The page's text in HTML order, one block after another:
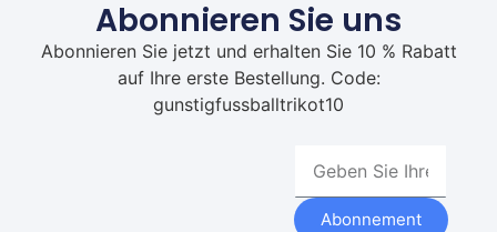
Abonnieren Sie uns
Abonnieren Sie jetzt und erhalten Sie 10 % Rabatt
auf Ihre erste Bestellung. Code:
gunstigfussballtrikot10
Abonnement